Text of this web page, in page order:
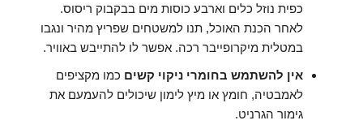
כפית נוזל כלים וארבע כוסות מים בבקבוק ריסוס.
לאחר הכנת האוכל, תנו למשטחים שפריץ מהיר ונגבו
במטלית מיקרופייבר רכה. אפשר לו להתייבש באוויר.
אין להשתמש בחומרי ניקוי קשים כמו מקציפים
לאמבטיה, חומץ או מיץ לימון שיכולים להעמעם את
גימור הגרניט.